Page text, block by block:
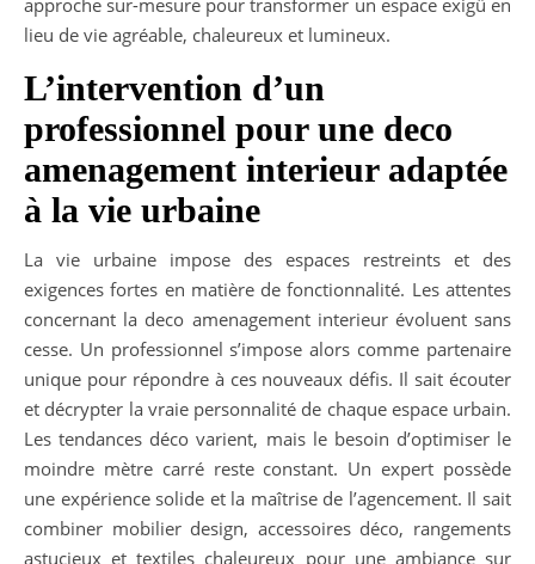
lieu de vie agréable, chaleureux et lumineux.
L’intervention d’un
professionnel pour une deco
amenagement interieur adaptée
à la vie urbaine
La vie urbaine impose des espaces restreints et des
exigences fortes en matière de fonctionnalité. Les attentes
concernant la deco amenagement interieur évoluent sans
cesse. Un professionnel s’impose alors comme partenaire
unique pour répondre à ces nouveaux défis. Il sait écouter
et décrypter la vraie personnalité de chaque espace urbain.
Les tendances déco varient, mais le besoin d’optimiser le
moindre mètre carré reste constant. Un expert possède
une expérience solide et la maîtrise de l’agencement. Il sait
combiner mobilier design, accessoires déco, rangements
astucieux et textiles chaleureux pour une ambiance sur